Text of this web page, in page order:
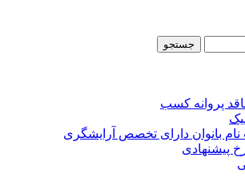
جستجو
پروانه کسب
بانوان دارای تخصص آرایشگری
پیشنهادی